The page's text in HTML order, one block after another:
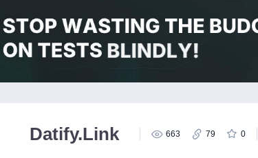
Datify.Link 663 79 0